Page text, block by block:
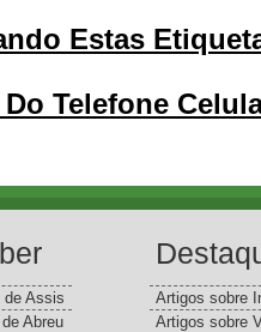
Estas
Telefone
de Assis
Abreu
Artigos sobre
Artigos sobre